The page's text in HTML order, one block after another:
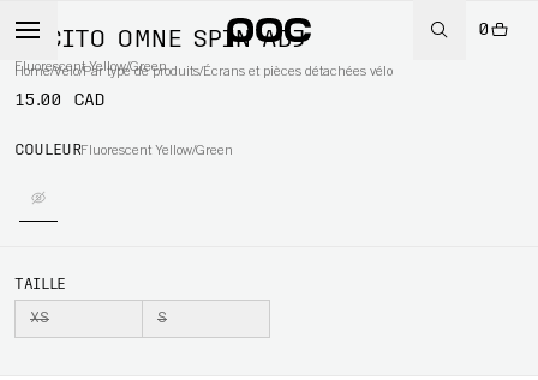
0
Home/Vélo/Par type de produits/Écrans et pièces détachées vélo
POCITO OMNE SPIN ADJ
Fluorescent Yellow/Green
15.00 CAD
COULEURFluorescent Yellow/Green
TAILLE
XS S